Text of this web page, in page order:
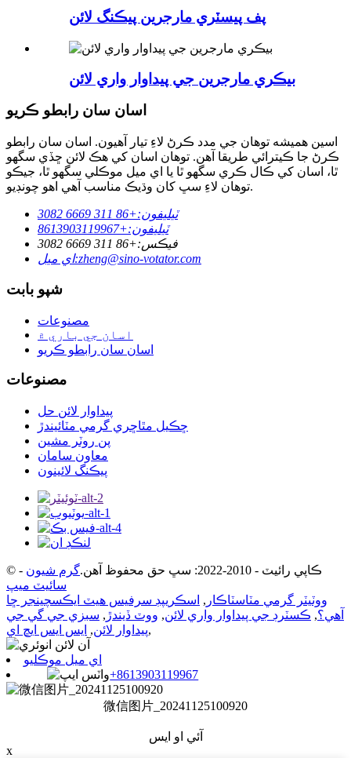
پف پيسٽري مارجرين پيڪنگ لائن
بيڪري مارجرين جي پيداوار واري لائن
اسان سان رابطو ڪريو
اسين هميشه توهان جي مدد ڪرڻ لاءِ تيار آهيون. اسان سان رابطو
ڪرڻ جا ڪيترائي طريقا آهن. توهان اسان کي هڪ لائن ڇڏي سگهو
ٿا، اسان کي ڪال ڪري سگهو ٿا يا اي ميل موڪلي سگهو ٿا، جيڪو
توهان لاءِ سڀ کان وڌيڪ مناسب آهي اهو چونڊيو.
ٽيليفون:+86 311 6669 3082
ٽيليفون:+8613903119967
فيڪس:+86 311 6669 3082
اي ميل:zheng@sino-votator.com
شپو بابت
مصنوعات
اسان جي باري ۾
اسان سان رابطو ڪريو
مصنوعات
پيداوار لائن حل
ڇڪيل مٿاڇري گرمي مٽائيندڙ
پن روٽر مشين
معاون سامان
پيڪنگ لائينون
© ڪاپي رائيٽ - 2010-2022: سڀ حق محفوظ آهن. گرم شيون -
سائيٽ ميپ
ووٽيٽر گرمي مٽاسٽاڪار , اسڪريپڊ سرفيس هيٽ ايڪسچينجر ڇا
آهي؟, ڪسٽرڊ جي پيداوار واري لائن, ووٽ ڏيندڙ , سبزي جي گي جي
پيداوار لائن, ايس ايس ايڇ اي ,
اي ميل موڪليو
+8613903119967
微信图片_20241125100920
آئي او ايس
x